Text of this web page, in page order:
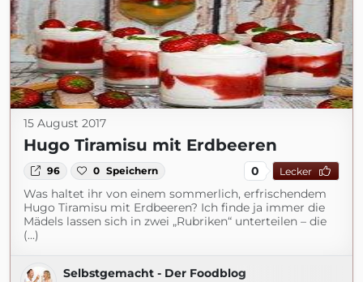
15 August 2017
Hugo Tiramisu mit Erdbeeren
96 0 Speichern 0 Lecker
Was haltet ihr von einem sommerlich, erfrischendem
Hugo Tiramisu mit Erdbeeren? Ich finde ja immer die
Mädels lassen sich in zwei „Rubriken“ unterteilen – die
(...)
Selbstgemacht - Der Foodblog